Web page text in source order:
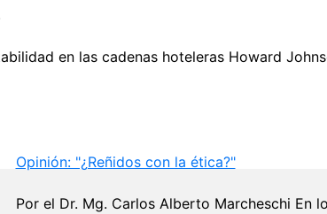
en las cadenas hoteleras Howard
Opinión: "¿Reñidos con la ética?"
Por el Dr. Mg. Carlos Alberto Marcheschi En